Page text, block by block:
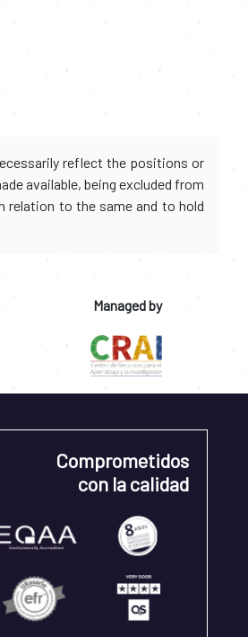
reflect the positions or
available, being excluded from
relation to the same and to hold
Managed by
Comprometidos
con la calidad